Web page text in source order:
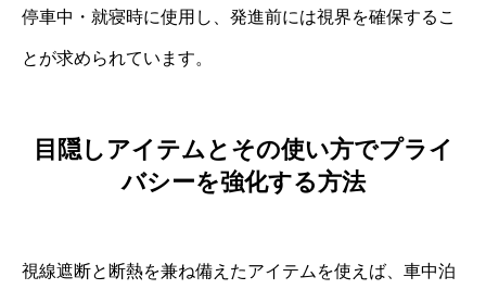
停車中・就寝時に使用し、発進前には視界を確保するこ
とが求められています。
目隠しアイテムとその使い方でプライ
バシーを強化する方法
視線遮断と断熱を兼ね備えたアイテムを使えば、車中泊